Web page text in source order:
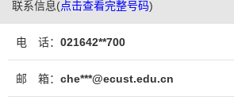
联系信息(点击查看完整号码)
电 话： 021642**700
邮 箱： che***@ecust.edu.cn